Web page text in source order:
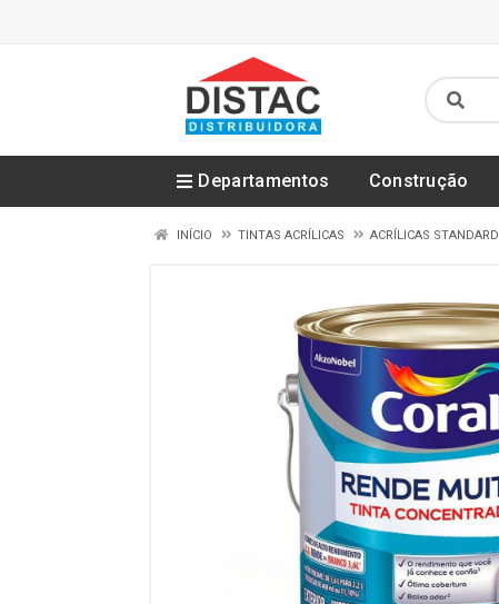
Departamentos Construção
INÍCIO TINTAS ACRÍLICAS ACRÍLICAS STANDARD